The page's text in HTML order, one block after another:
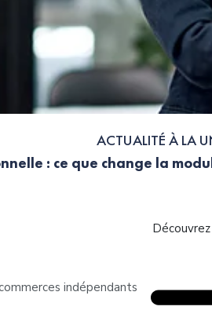
ACTUALITÉ À LA
: ce que change la
indépendants